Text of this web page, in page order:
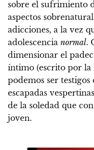
sobre el sufrimiento
aspectos
adicciones, a la vez
adolescencia normal.
dimensionar el
íntimo (escrito por la
podemos ser testigos
escapadas
de la soledad que
joven.